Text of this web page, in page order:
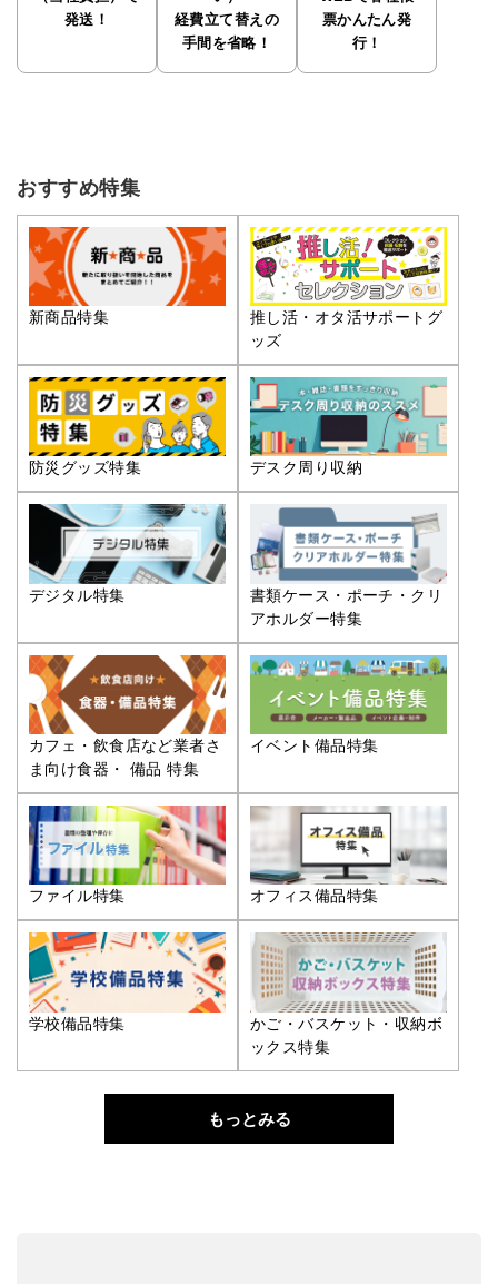
発送！
経費立て替えの
手間を省略！
票かんたん発
行！
おすすめ特集
新商品特集
推し活・オタ活サポートグ
ッズ
防災グッズ特集 デスク周り収納
デジタル特集
書類ケース・ポーチ・クリ
アホルダー特集
カフェ・飲食店など業者さ
ま向け食器・ 備品 特集
イベント備品特集
ファイル特集 オフィス備品特集
学校備品特集
かご・バスケット・収納ボ
ックス特集
もっとみる